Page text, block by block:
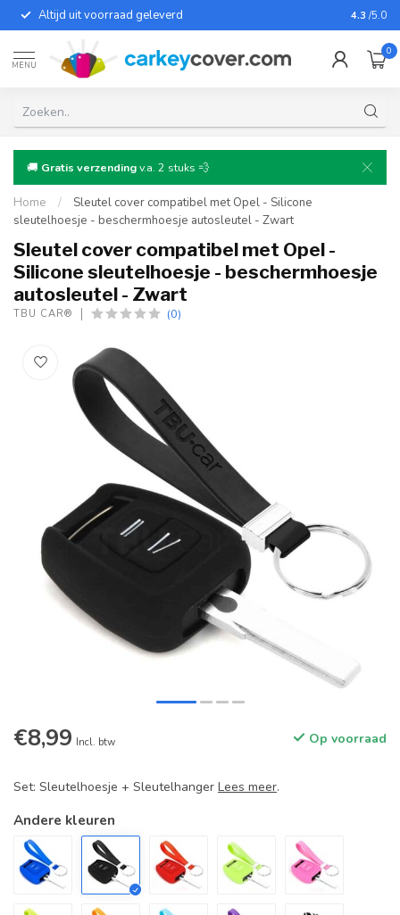
Altijd uit voorraad geleverd Voor
4.3 /5.0
MENU
0
🚚 Gratis verzendingv.a. 2 stuks 💨
Home /
Sleutel cover compatibel met Opel - Silicone
sleutelhoesje - beschermhoesje autosleutel - Zwart
Sleutel cover compatibel met Opel -
Silicone sleutelhoesje - beschermhoesje
autosleutel - Zwart
TBU CAR® (0)
€8,99 Incl. btw Op voorraad
Set: Sleutelhoesje + Sleutelhanger Lees meer.
Andere kleuren